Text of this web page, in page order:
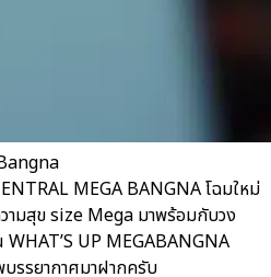
MEGA BANGNA โฉมใหม่
มสุข size Mega มาพร้อมกับวง
UP MEGABANGNA
บรรยากาศมาฝากครับ